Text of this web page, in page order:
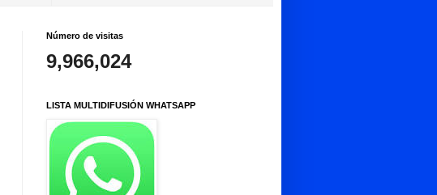
Número de visitas
9,966,024
LISTA MULTIDIFUSIÓN WHATSAPP